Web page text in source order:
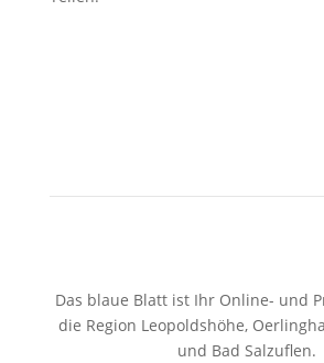
Das blaue Blatt ist Ihr Online- und
die Region Leopoldshöhe,
und Bad Salzuflen.